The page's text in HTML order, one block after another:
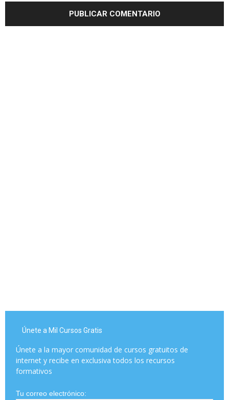
Únete a Mil Cursos Gratis
Únete a la mayor comunidad de cursos gratuitos de
internet y recibe en exclusiva todos los recursos
formativos
Tu correo electrónico: